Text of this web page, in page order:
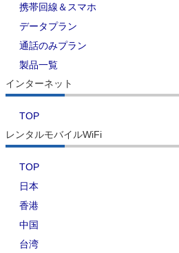
携帯回線＆スマホ
データプラン
通話のみプラン
製品一覧
インターネット
TOP
レンタルモバイルWiFi
TOP
日本
香港
中国
台湾